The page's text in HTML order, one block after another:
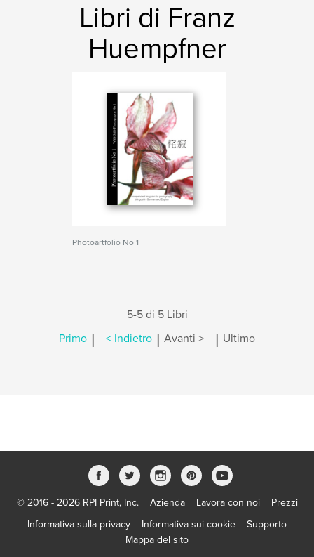
Libri di Franz
Huempfner
Photoartfolio No 1
5-5 di 5 Libri
Primo | < Indietro | Avanti > | Ultimo
© 2016 - 2026 RPI Print, Inc. Azienda Lavora con noi
Prezzi
Informativa sulla privacy
Informativa sui cookie
Supporto
Mappa del sito